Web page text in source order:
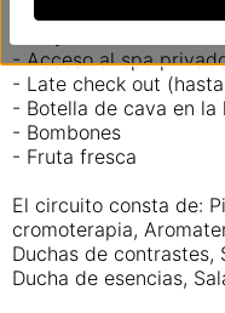
- Acceso al spa
- Late check out
- Botella de cava en la
- Bombones
- Fruta fresca
El circuito consta de:
cromoterapia,
Duchas de contrastes,
Ducha de esencias,